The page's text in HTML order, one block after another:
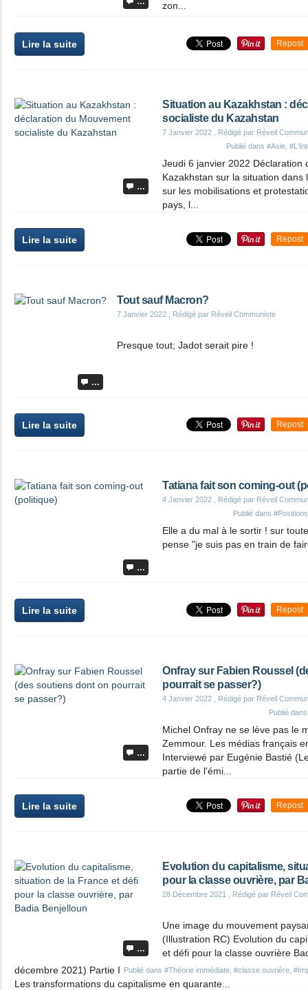
zon...
Lire la suite Repost
…
Situation au Kazakhstan :
socialiste du Kazahstan
7 Janvier 2022 , Rédigé par Réveil
Publié dans #Asie
Jeudi 6 janvier 2022 Déclaration
Kazakhstan sur la situation
sur les mobilisations et
pays, l...
Lire la suite Repost
…
Tout sauf Macron?
7 Janvier 2022 , Rédigé par Réveil Communiste
Presque tout; Jadot serait pire !
Lire la suite Repost
…
Tatiana fait son coming-out
4 Janvier 2022 , Rédigé par Réveil
Publié dans #Positions
Elle a du mal à le sortir ! sur
pense "je suis pas en train de
Lire la suite Repost
…
Onfray sur Fabien Roussel
pourrait se passer?)
4 Janvier 2022 , Rédigé par Réveil
Publié
Michel Onfray ne se lève pas le
Zemmour. Les médias français
Interviewé par Eugénie Bastié
partie de l'émi...
Lire la suite Repost
…
Evolution du capitalisme,
pour la classe ouvrière, par
28 Décembre 2021 , Rédigé par Réveil
Publié dans #Théorie immédiate #classe ouvrière
Une image du mouvement
(Illustration RC) Evolution du
et défi pour la classe ouvrière
décembre 2021) Partie I
Les transformations du capitalisme en quarante...